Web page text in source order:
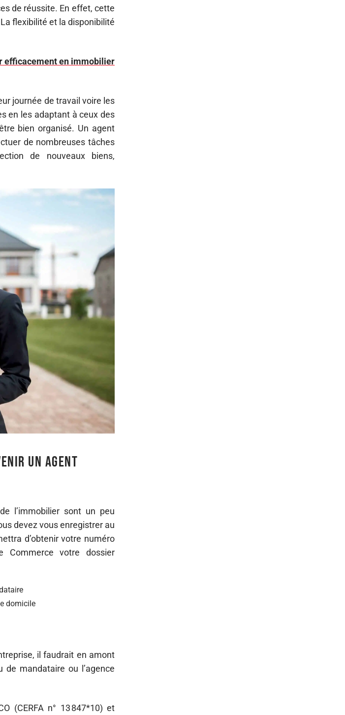
de réussite. En effet, cette
flexibilité et la disponibilité
efficacement en immobilier
journée de travail voire les
en les adaptant à ceux des
bien organisé. Un agent
de nombreuses tâches
de nouveaux biens,
un agent
l’immobilier sont un peu
devez vous enregistrer au
d’obtenir votre numéro
Commerce votre dossier
domicile
il faudrait en amont
mandataire ou l’agence
(CERFA n° 13 847*10) et